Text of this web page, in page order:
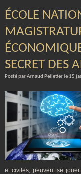
ÉCOLE
SECRET DES
Posté par Arnaud Pelletier le 15
et civiles, peuvent se jouer